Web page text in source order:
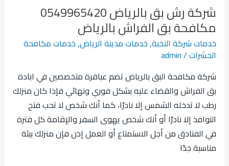
شركة رش بق بالرياض 0549965420
مكافحة بق الفراش بالرياض
خدمات شركة النخبة,خدمات مدينة الرياض,خدمات مكافحة
الحشرات/
admin
شركة مكافحة البق بالرياض تضم عباقرة متخصصين في ابادة
بق الفراش والقضاء عليه بشكل فوري ونهائي فإذا كان منزلك
رطب لا تدخله الشمس إلا نادرًا، كما أنك شخص لا تحب فتح
النوافذ إلا نادرًا أو أنك شخص يهوى السفر والإقامة كل فترة
في الفنادق من أجل الاستمتاع أو العمل إذن فإن منزلك بيئة
مناسبة جدًا
بق
بالرياض
0549965420
مكافحة
بق
الفراش
بالرياض